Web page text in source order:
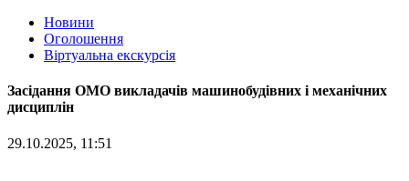
Новини
Оголошення
Віртуальна екскурсія
Засідання ОМО викладачів машинобудівних і механічних
дисциплін
29.10.2025, 11:51